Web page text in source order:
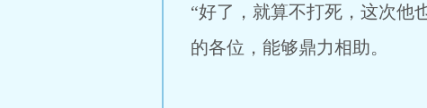
“好了，就算不打死，这次他
的各位，能够鼎力相助。